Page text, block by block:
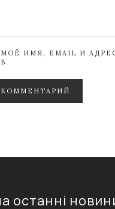
ИМЯ, EMAIL И
останні